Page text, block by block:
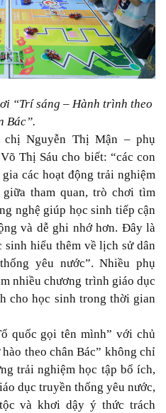
“Trí sáng – Hành trình theo
Bác”.
chị Nguyễn Thị Mận – phụ
Thị Sáu cho biết: “các con
các hoạt động trải nghiệm
tham quan, trò chơi tìm
nghệ giúp học sinh tiếp cận
và dễ ghi nhớ hơn. Đây là
hiểu thêm về lịch sử dân
yêu nước”. Nhiều phụ
nhiều chương trình giáo dục
cho học sinh trong thời gian
quốc gọi tên mình” với chủ
theo chân Bác” không chỉ
trải nghiệm học tập bổ ích,
dục truyền thống yêu nước,
và khơi dậy ý thức trách